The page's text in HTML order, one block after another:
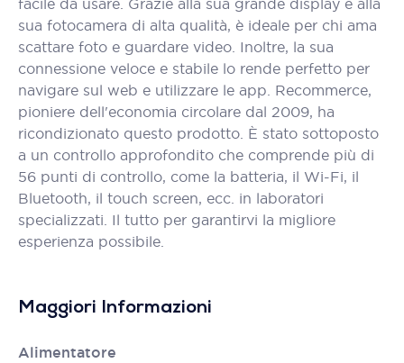
facile da usare. Grazie alla sua grande display e alla
sua fotocamera di alta qualità, è ideale per chi ama
scattare foto e guardare video. Inoltre, la sua
connessione veloce e stabile lo rende perfetto per
navigare sul web e utilizzare le app. Recommerce,
pioniere dell'economia circolare dal 2009, ha
ricondizionato questo prodotto. È stato sottoposto
a un controllo approfondito che comprende più di
56 punti di controllo, come la batteria, il Wi-Fi, il
Bluetooth, il touch screen, ecc. in laboratori
specializzati. Il tutto per garantirvi la migliore
esperienza possibile.
Maggiori Informazioni
Alimentatore